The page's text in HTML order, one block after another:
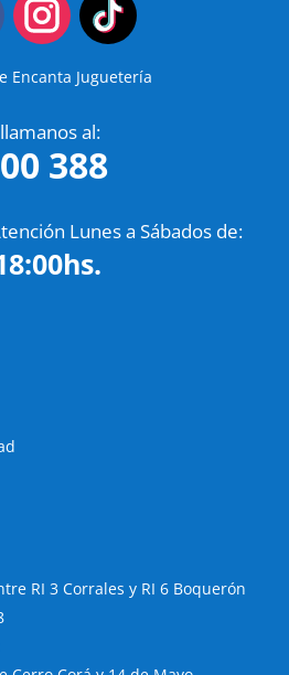
Encanta Juguetería
al:
388
Lunes a Sábados de:
RI 3 Corrales y RI 6 Boquerón